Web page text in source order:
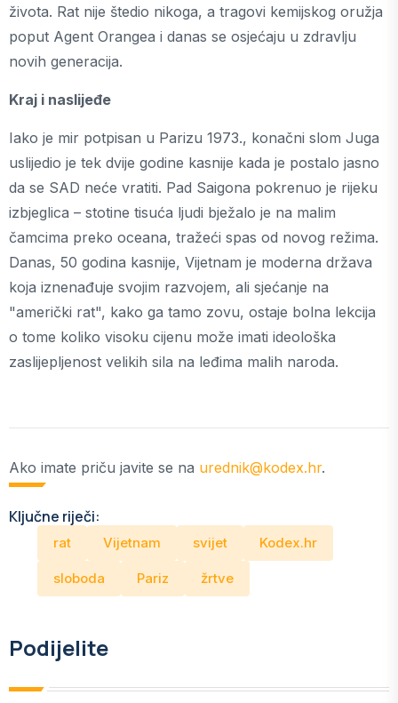
života. Rat nije štedio nikoga, a tragovi kemijskog oružja
poput Agent Orangea i danas se osjećaju u zdravlju
novih generacija.
Kraj i naslijeđe
Iako je mir potpisan u Parizu 1973., konačni slom Juga
uslijedio je tek dvije godine kasnije kada je postalo jasno
da se SAD neće vratiti. Pad Saigona pokrenuo je rijeku
izbjeglica – stotine tisuća ljudi bježalo je na malim
čamcima preko oceana, tražeći spas od novog režima.
Danas, 50 godina kasnije, Vijetnam je moderna država
koja iznenađuje svojim razvojem, ali sjećanje na
"američki rat", kako ga tamo zovu, ostaje bolna lekcija
o tome koliko visoku cijenu može imati ideološka
zaslijepljenost velikih sila na leđima malih naroda.
Ako imate priču javite se na urednik@kodex.hr.
Ključne riječi:
rat Vijetnam svijet Kodex.hr
sloboda Pariz žrtve
Podijelite